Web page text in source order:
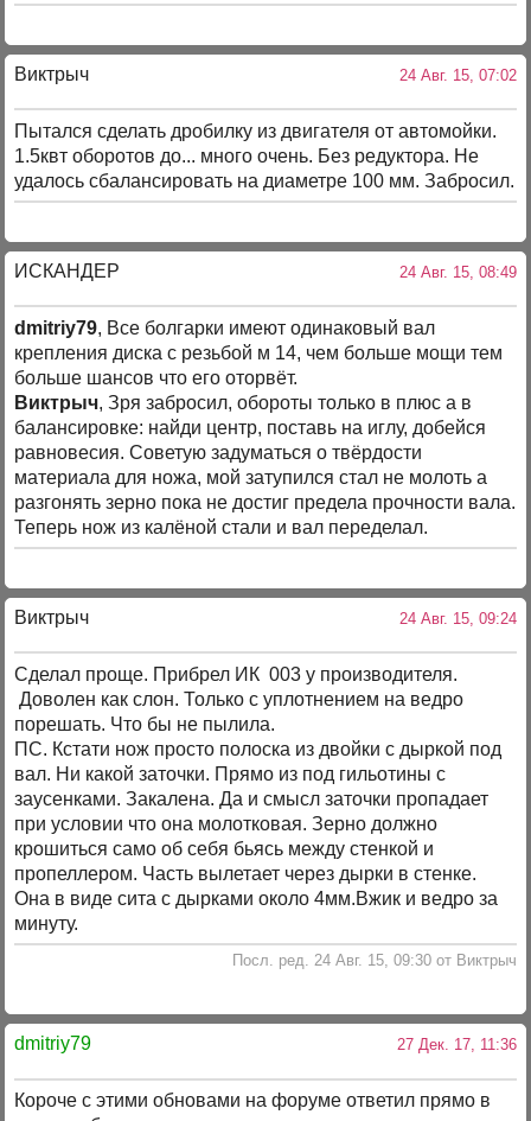
Виктрыч 24 Авг. 15, 07:02
Пытался сделать дробилку из двигателя от автомойки.
1.5квт оборотов до... много очень. Без редуктора. Не
удалось сбалансировать на диаметре 100 мм. Забросил.
ИСКАНДЕР 24 Авг. 15, 08:49
dmitriy79, Все болгарки имеют одинаковый вал
крепления диска с резьбой м 14, чем больше мощи тем
больше шансов что его оторвёт.
Виктрыч, Зря забросил, обороты только в плюс а в
балансировке: найди центр, поставь на иглу, добейся
равновесия. Советую задуматься о твёрдости
материала для ножа, мой затупился стал не молоть а
разгонять зерно пока не достиг предела прочности вала.
Теперь нож из калёной стали и вал переделал.
Виктрыч 24 Авг. 15, 09:24
Сделал проще. Прибрел ИК 003 у производителя.
Доволен как слон. Только с уплотнением на ведро
порешать. Что бы не пылила.
ПС. Кстати нож просто полоска из двойки с дыркой под
вал. Ни какой заточки. Прямо из под гильотины с
заусенками. Закалена. Да и смысл заточки пропадает
при условии что она молотковая. Зерно должно
крошиться само об себя бьясь между стенкой и
пропеллером. Часть вылетает через дырки в стенке.
Она в виде сита с дырками около 4мм.Вжик и ведро за
минуту.
Посл. ред. 24 Авг. 15, 09:30 от Виктрыч
dmitriy79 27 Дек. 17, 11:36
Короче с этими обновами на форуме ответил прямо в